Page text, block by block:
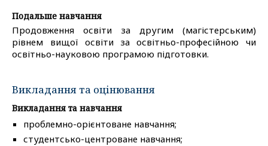
Подальше навчання
Продовження освіти за другим (магістерським)
рівнем вищої освіти за освітньо-професійною чи
освітньо-науковою програмою підготовки.
Викладання та оцінювання
Викладання та навчання
проблемно-орієнтоване навчання;
студентсько-центроване навчання;